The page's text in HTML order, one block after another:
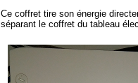
Ce coffret tire son énergie
séparant le coffret du tableau